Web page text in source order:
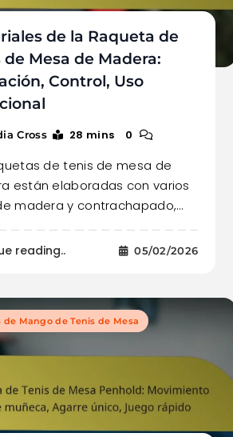
de la Raqueta de
de Mesa de Madera:
Control, Uso
Cross 28 mins 0
de tenis de mesa de
están elaboradas con varios
madera y contrachapado,…
reading.. 05/02/2026
de Mango de Tenis de Mesa